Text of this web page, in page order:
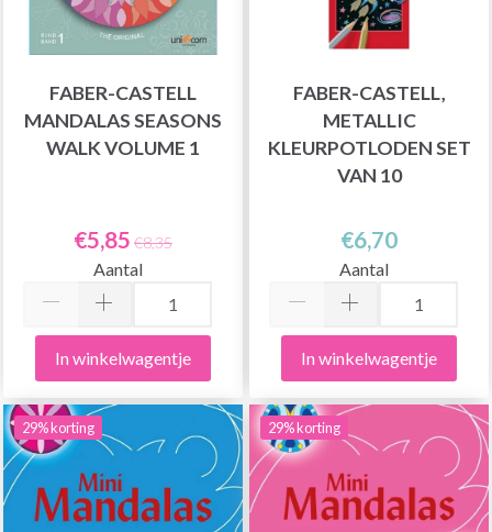
FABER-CASTELL
MANDALAS SEASONS
WALK VOLUME 1
€5,85 €8,35
Aantal
In winkelwagentje
FABER-CASTELL,
METALLIC
KLEURPOTLODEN SET
VAN 10
€6,70
Aantal
In winkelwagentje
29% korting 29% korting